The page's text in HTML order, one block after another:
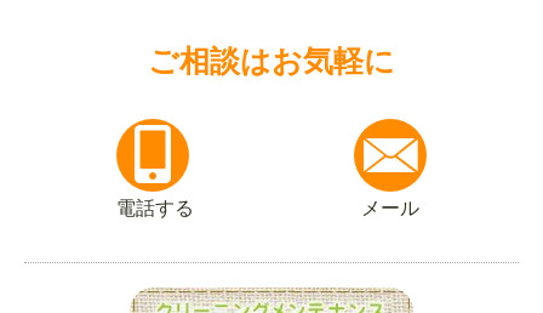
ご相談はお気軽に
電話する メール